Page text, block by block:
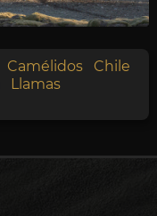
Camélidos
Chile
Llamas